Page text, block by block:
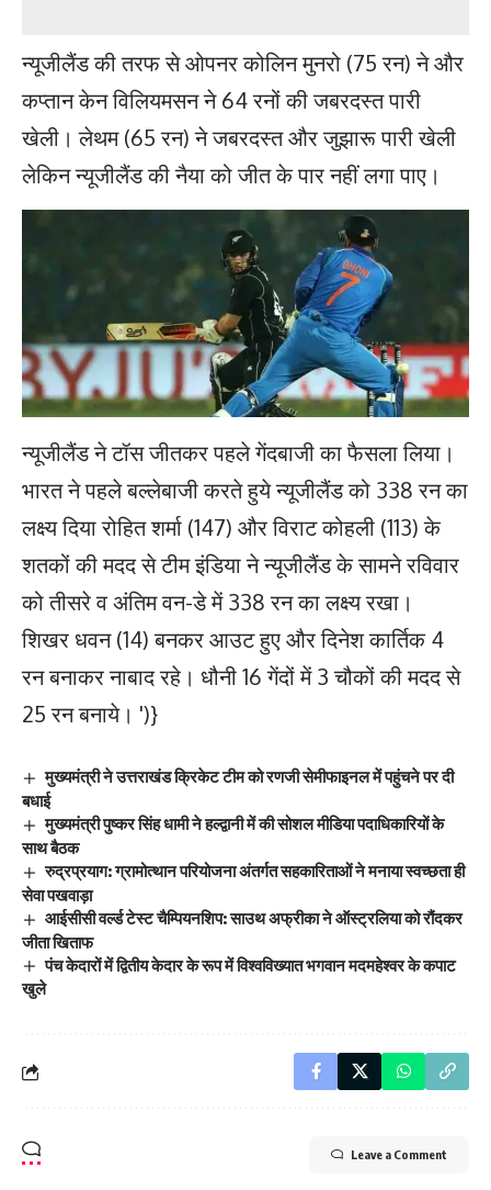
न्यूजीलैंड की तरफ से ओपनर कोलिन मुनरो (75 रन) ने और
कप्तान केन विलियमसन ने 64 रनों की जबरदस्त पारी
खेली। लेथम (65 रन) ने जबरदस्त और जुझारू पारी खेली
लेकिन न्यूजीलैंड की नैया को जीत के पार नहीं लगा पाए।
न्यूजीलैंड ने टॉस जीतकर पहले गेंदबाजी का फैसला लिया।
भारत ने पहले बल्लेबाजी करते हुये न्यूजीलैंड को 338 रन का
लक्ष्य दिया रोहित शर्मा (147) और विराट कोहली (113) के
शतकों की मदद से टीम इंडिया ने न्यूजीलैंड के सामने रविवार
को तीसरे व अंतिम वन-डे में 338 रन का लक्ष्य रखा।
शिखर धवन (14) बनकर आउट हुए और दिनेश कार्तिक 4
रन बनाकर नाबाद रहे। धौनी 16 गेंदों में 3 चौकों की मदद से
25 रन बनाये। ')}
मुख्यमंत्री ने उत्तराखंड क्रिकेट टीम को रणजी सेमीफाइनल में पहुंचने पर दी
बधाई
मुख्यमंत्री पुष्कर सिंह धामी ने हल्द्वानी में की सोशल मीडिया पदाधिकारियों के
साथ बैठक
रुद्रप्रयाग: ग्रामोत्थान परियोजना अंतर्गत सहकारिताओं ने मनाया स्वच्छता ही
सेवा पखवाड़ा
आईसीसी वर्ल्ड टेस्ट चैम्पियनशिप: साउथ अफ्रीका ने ऑस्ट्रलिया को रौंदकर
जीता खिताफ
पंच केदारों में द्वितीय केदार के रूप में विश्वविख्यात भगवान मदमहेश्वर के कपाट
खुले
Leave a Comment